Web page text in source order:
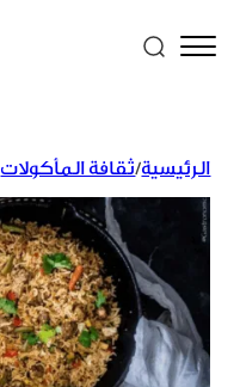
الرئيسية/ثقافة المأكولات